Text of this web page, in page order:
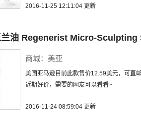
2016-11-25 12:11:04 更新
兰油 Regenerist Micro-Sculpting
商城：美亚
美国亚马逊目前此款售价12.59美元，可直
近期好价，需要的网友可以看看~
2016-11-24 08:59:04 更新